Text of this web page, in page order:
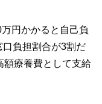
円かかると自己負
負担割合が3割だ
額療養費として支給